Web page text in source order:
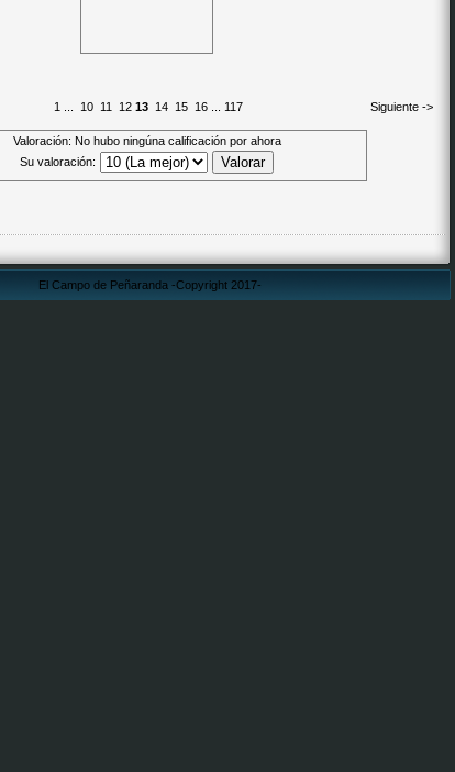
1 10 11 12 13 14 15 16... 117 Siguiente ->
Valoración: No hubo ningúna calificación por ahora
Su valoración:
El Campo de Peñaranda -Copyright 2017-